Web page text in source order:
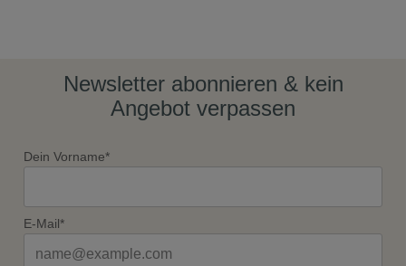
Newsletter abonnieren & kein
Angebot verpassen
Dein Vorname*
E-Mail*